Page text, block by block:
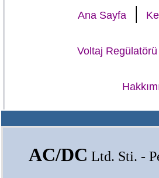
Ana Sayfa |
Voltaj Regülatörü
AC/DC Ltd. Sti. -